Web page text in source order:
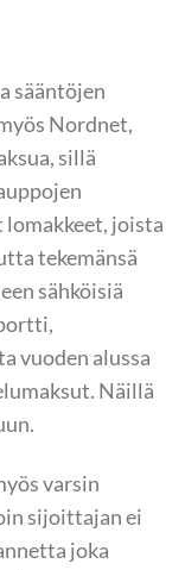
sääntöjen
Nordnet,
sillä
joista
tekemänsä
sähköisiä
vuoden alussa
Näillä
varsin
sijoittajan ei
joka